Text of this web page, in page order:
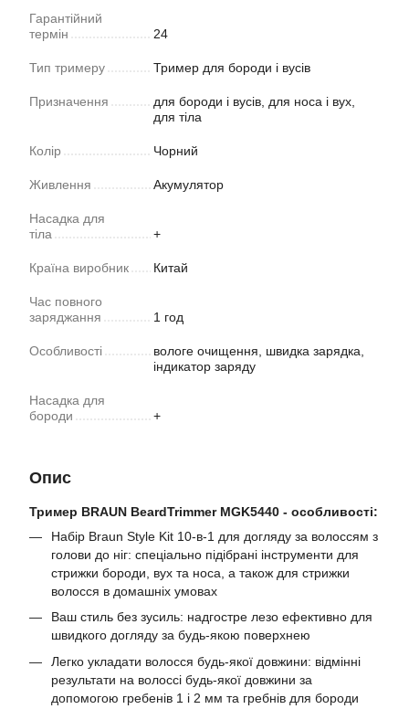
Гарантійний
термін
24
Тип тримеру Тример для бороди і вусів
Призначення
для бороди і вусів, для носа і вух,
для тіла
Колір Чорний
Живлення Акумулятор
Насадка для
тіла
+
Країна виробник Китай
Час повного
заряджання
1 год
Особливості
вологе очищення, швидка зарядка,
індикатор заряду
Насадка для
бороди
+
Опис
Тример BRAUN BeardTrimmer MGK5440 - особливості:
Набір Braun Style Kit 10-в-1 для догляду за волоссям з
голови до ніг: спеціально підібрані інструменти для
стрижки бороди, вух та носа, а також для стрижки
волосся в домашніх умовах
Ваш стиль без зусиль: надгостре лезо ефективно для
швидкого догляду за будь-якою поверхнею
Легко укладати волосся будь-якої довжини: відмінні
результати на волоссі будь-якої довжини за
допомогою гребенів 1 і 2 мм та гребнів для бороди